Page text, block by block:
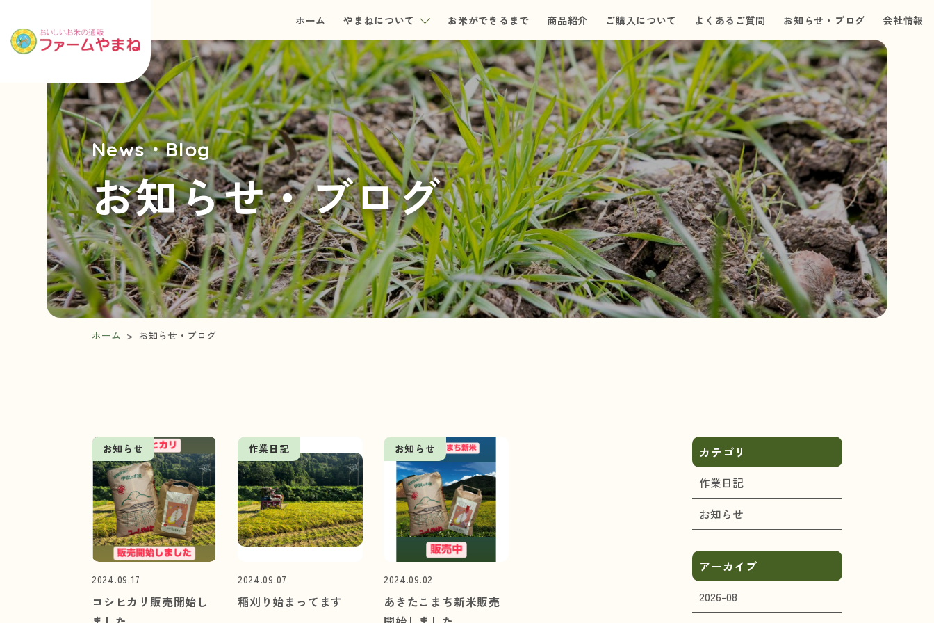
ホーム やまねについて お米ができるまで 商品紹介 ご購入について よくあるご質問 お知らせ・ブログ 会社情報
お知らせ・ブログ
News・Blog
ホーム > お知らせ・ブログ
お知らせ
2024.09.17
コシヒカリ販売開始し
作業日記
2024.09.07
稲刈り始まってます
お知らせ
2024.09.02
あきたこまち新米販売
カテゴリ
作業日記
お知らせ
アーカイブ
2026-08